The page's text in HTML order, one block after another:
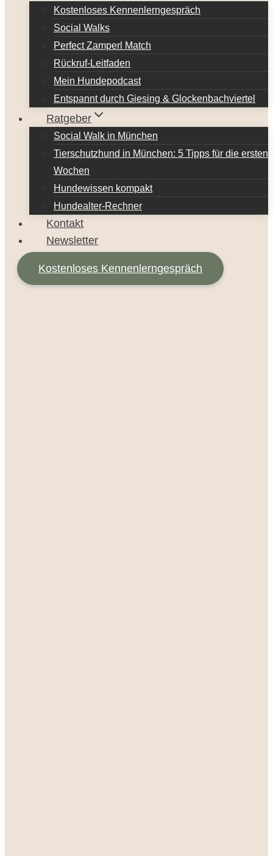
Kostenloses Kennenlerngespräch
Social Walks
Perfect Zamperl Match
Rückruf-Leitfaden
Mein Hundepodcast
Entspannt durch Giesing & Glockenbachviertel
Ratgeber
Social Walk in München
Tierschutzhund in München: 5 Tipps für die ersten
Wochen
Hundewissen kompakt
Hundealter-Rechner
Kontakt
Newsletter
Kostenloses Kennenlerngespräch